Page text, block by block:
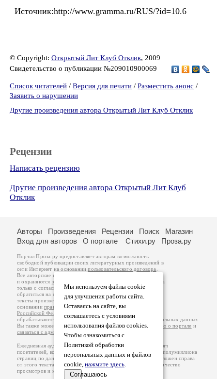
Источник:http://www.gramma.ru/RUS/?id=10.6
© Copyright: Открытый Лит Клуб Отклик, 2009
Свидетельство о публикации №209010900069
Список читателей / Версия для печати / Разместить анонс /
Заявить о нарушении
Другие произведения автора Открытый Лит Клуб Отклик
Рецензии
Написать рецензию
Другие произведения автора Открытый Лит Клуб
Отклик
Мы используем файлы cookie
для улучшения работы сайта.
Оставаясь на сайте, вы
соглашаетесь с условиями
использования файлов cookies.
Чтобы ознакомиться с
Политикой обработки
персональных данных и файлов
cookie, нажмите здесь.
Соглашаюсь
Авторы Произведения Рецензии Поиск
Магазин
Вход для авторов
О портале Стихи.ру Проза.ру
Портал Проза.ру предоставляет авторам возможность
свободной публикации своих литературных произведений в
сети Интернет на основаниипользовательского договора
Все авторские права на произведения принадлежат авторам
и охраняются законом
. Перепечатка произведений возможна
только с согласия его автора, к которому вы можете
обратиться на его авторской странице. Ответственность за
тексты произведений авторы несут самостоятельно на
основанииправил публикацииизаконодательства
Российской Федерации
обрабатываются на основанииПолитики обработки персональных данных
Вы также можете посмотреть более подробнуюинформацию о портале и
связаться с администрацией
Ежедневная аудитория портала Проза.ру – порядка 100 тысяч
посетителей, которые в общей сумме просматривают более полумиллиона
страниц по данным счетчика посещаемости, который расположен справа
от этого текста. В каждой графе указано по две цифры: количество
просмотров и количество посетителей.